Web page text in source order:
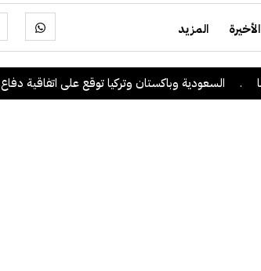
الأخيرة المزيد
السعودية وباكستان وتركيا توقع على اتفاقية دفاع مشترك